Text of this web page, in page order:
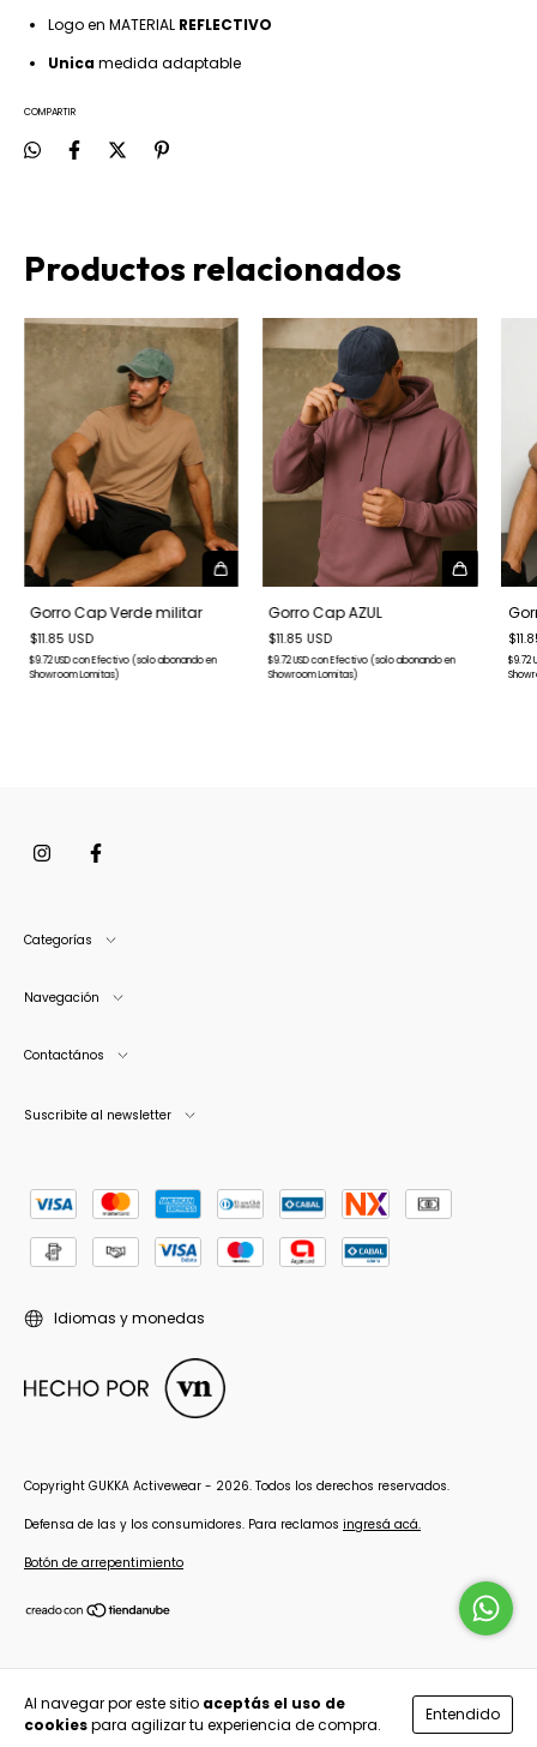
Al navegar por este sitio aceptás el uso de
cookiespara agilizar tu experiencia de compra.
Entendido
Logo en MATERIAL REFLECTIVO
Unicamedida adaptable
COMPARTIR
Productos relacionados
Gorro Cap Verde militar
$11.85 USD
$9.72 USDconEfectivo (solo abonando en
Showroom Lomitas)
Gorro Cap AZUL
$11.85 USD
$9.72 USDconEfectivo (solo abonando en
Showroom Lomitas)
$9.72
Categorías
Navegación
Contactános
Suscribite al newsletter
Idiomas y monedas
Copyright GUKKA Activewear - 2026. Todos los derechos reservados.
Defensa de las y los consumidores. Para reclamos ingresá acá.
Botón de arrepentimiento